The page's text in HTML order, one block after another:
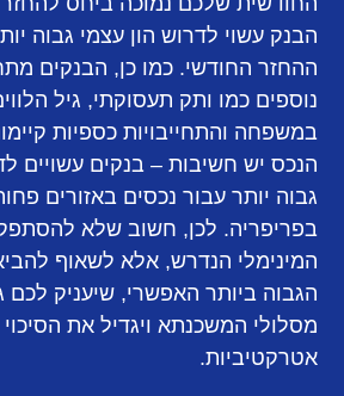
הבנק עשוי לדרוש הון עצמי גבוה
ההחזר החודשי. כמו כן, הבנקים
נוספים כמו ותק תעסוקתי, גיל
במשפחה והתחייבויות כספיות
הנכס יש חשיבות – בנקים עשויים
גבוה יותר עבור נכסים באזורים
בפריפריה. לכן, חשוב שלא
המינימלי הנדרש, אלא לשאוף
הגבוה ביותר האפשרי, שיעניק לכם
מסלולי המשכנתא ויגדיל את
אטרקטיביות.